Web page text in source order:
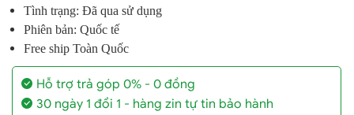
Tình trạng: Đã qua sử dụng
Phiên bản: Quốc tế
Free ship Toàn Quốc
Hỗ trợ trả góp 0% - 0 đồng
30 ngày 1 đổi 1 - hàng zin tự tin bảo hành